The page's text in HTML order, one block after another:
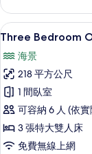
相
片
Ocean
View
Pool
的
詳
情
顯
Three
Bedroom
Ocean
View
Pool
Villa
11
Three Bedroom
海景
218 平方公尺
1 間臥室
可容納 6 人 (依
3 張特大雙人床
免費無線上網